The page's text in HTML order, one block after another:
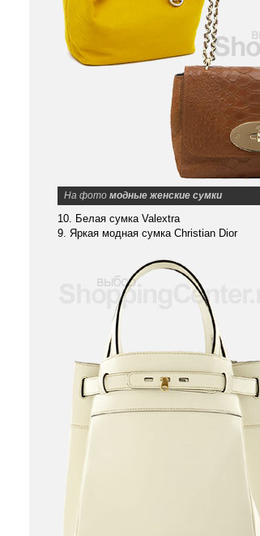
На фото модные женские сумки
10. Белая сумка Valextra
9. Яркая модная сумка Christian Dior